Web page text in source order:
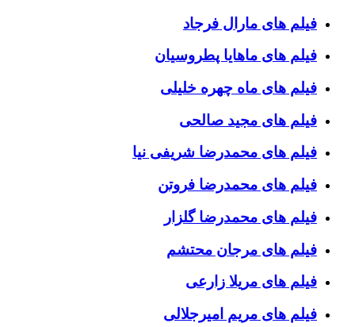
فیلم های مارال فرجاد
فیلم های ماهایا پطروسیان
فیلم های ماه چهره خلیلی
فیلم های مجید صالحی
فیلم های محمدرضا شریفی نیا
فیلم های محمدرضا فروتن
فیلم های محمدرضا گلزار
فیلم های مرجان محتشم
فیلم های مریلا زارعی
فیلم های مریم امیرجلالی